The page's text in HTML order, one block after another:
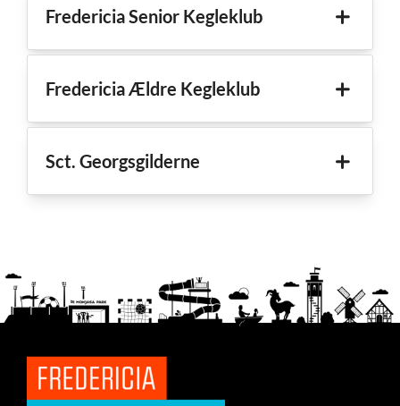
Fredericia Senior Kegleklub
Fredericia Ældre Kegleklub
Sct. Georgsgilderne